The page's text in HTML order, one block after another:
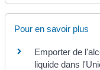
Pour en savoir plus
Emporter de
liquide dans